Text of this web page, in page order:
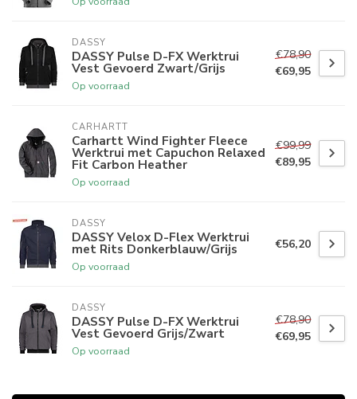
DASSY
DASSY Pulse D-FX Werktrui
Vest Gevoerd Zwart/Grijs
Op voorraad
€78,90
€69,95
CARHARTT
Carhartt Wind Fighter Fleece
Werktrui met Capuchon Relaxed
Fit Carbon Heather
Op voorraad
€99,99
€89,95
DASSY
DASSY Velox D-Flex Werktrui
met Rits Donkerblauw/Grijs
Op voorraad
€56,20
DASSY
DASSY Pulse D-FX Werktrui
Vest Gevoerd Grijs/Zwart
Op voorraad
€78,90
€69,95